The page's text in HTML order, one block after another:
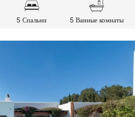
5 Спальни 5 Ванные комнаты